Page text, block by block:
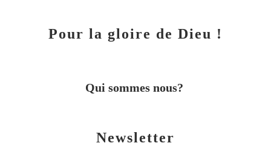
Newsletter
Pour la gloire de Dieu !
Qui sommes nous?